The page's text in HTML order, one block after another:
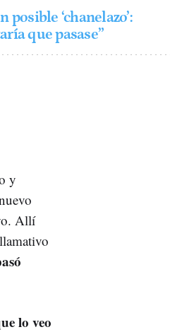
‘chanelazo’:
que pasase”
y
Allí
lo veo